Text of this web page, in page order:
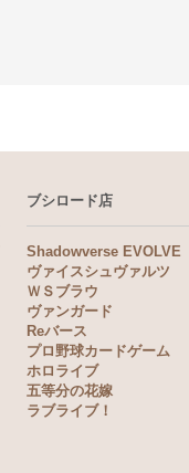
ブシロード店
Shadowverse EVOLVE
ヴァイスシュヴァルツ
ＷＳブラウ
ヴァンガード
Reバース
プロ野球カードゲーム
ホロライブ
五等分の花嫁
ラブライブ！